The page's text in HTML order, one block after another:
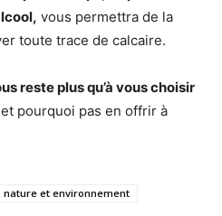
vous permettra de la
toute trace de calcaire.
reste plus qu’à vous choisir
et pourquoi pas en offrir à
nature et environnement